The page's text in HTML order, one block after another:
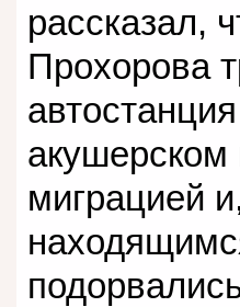
рассказал,
Прохорова
акушерском
миграцией